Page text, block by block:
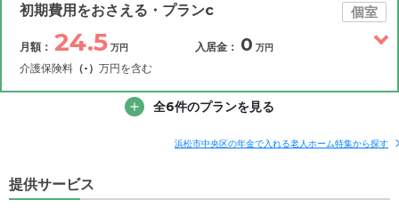
月額費用 14.2
5.9
6.1 万円
食費 ?
初期費用をおさえる・プランc 個室
月額： 24.5 万円
介護保険料 （-） 万円を含む
入居金： 0 万円
入居金
その他費用
補足情報
全6件のプランを見る
浜松市中央区の年金で入れる老人ホーム特集から探す
提供サービス